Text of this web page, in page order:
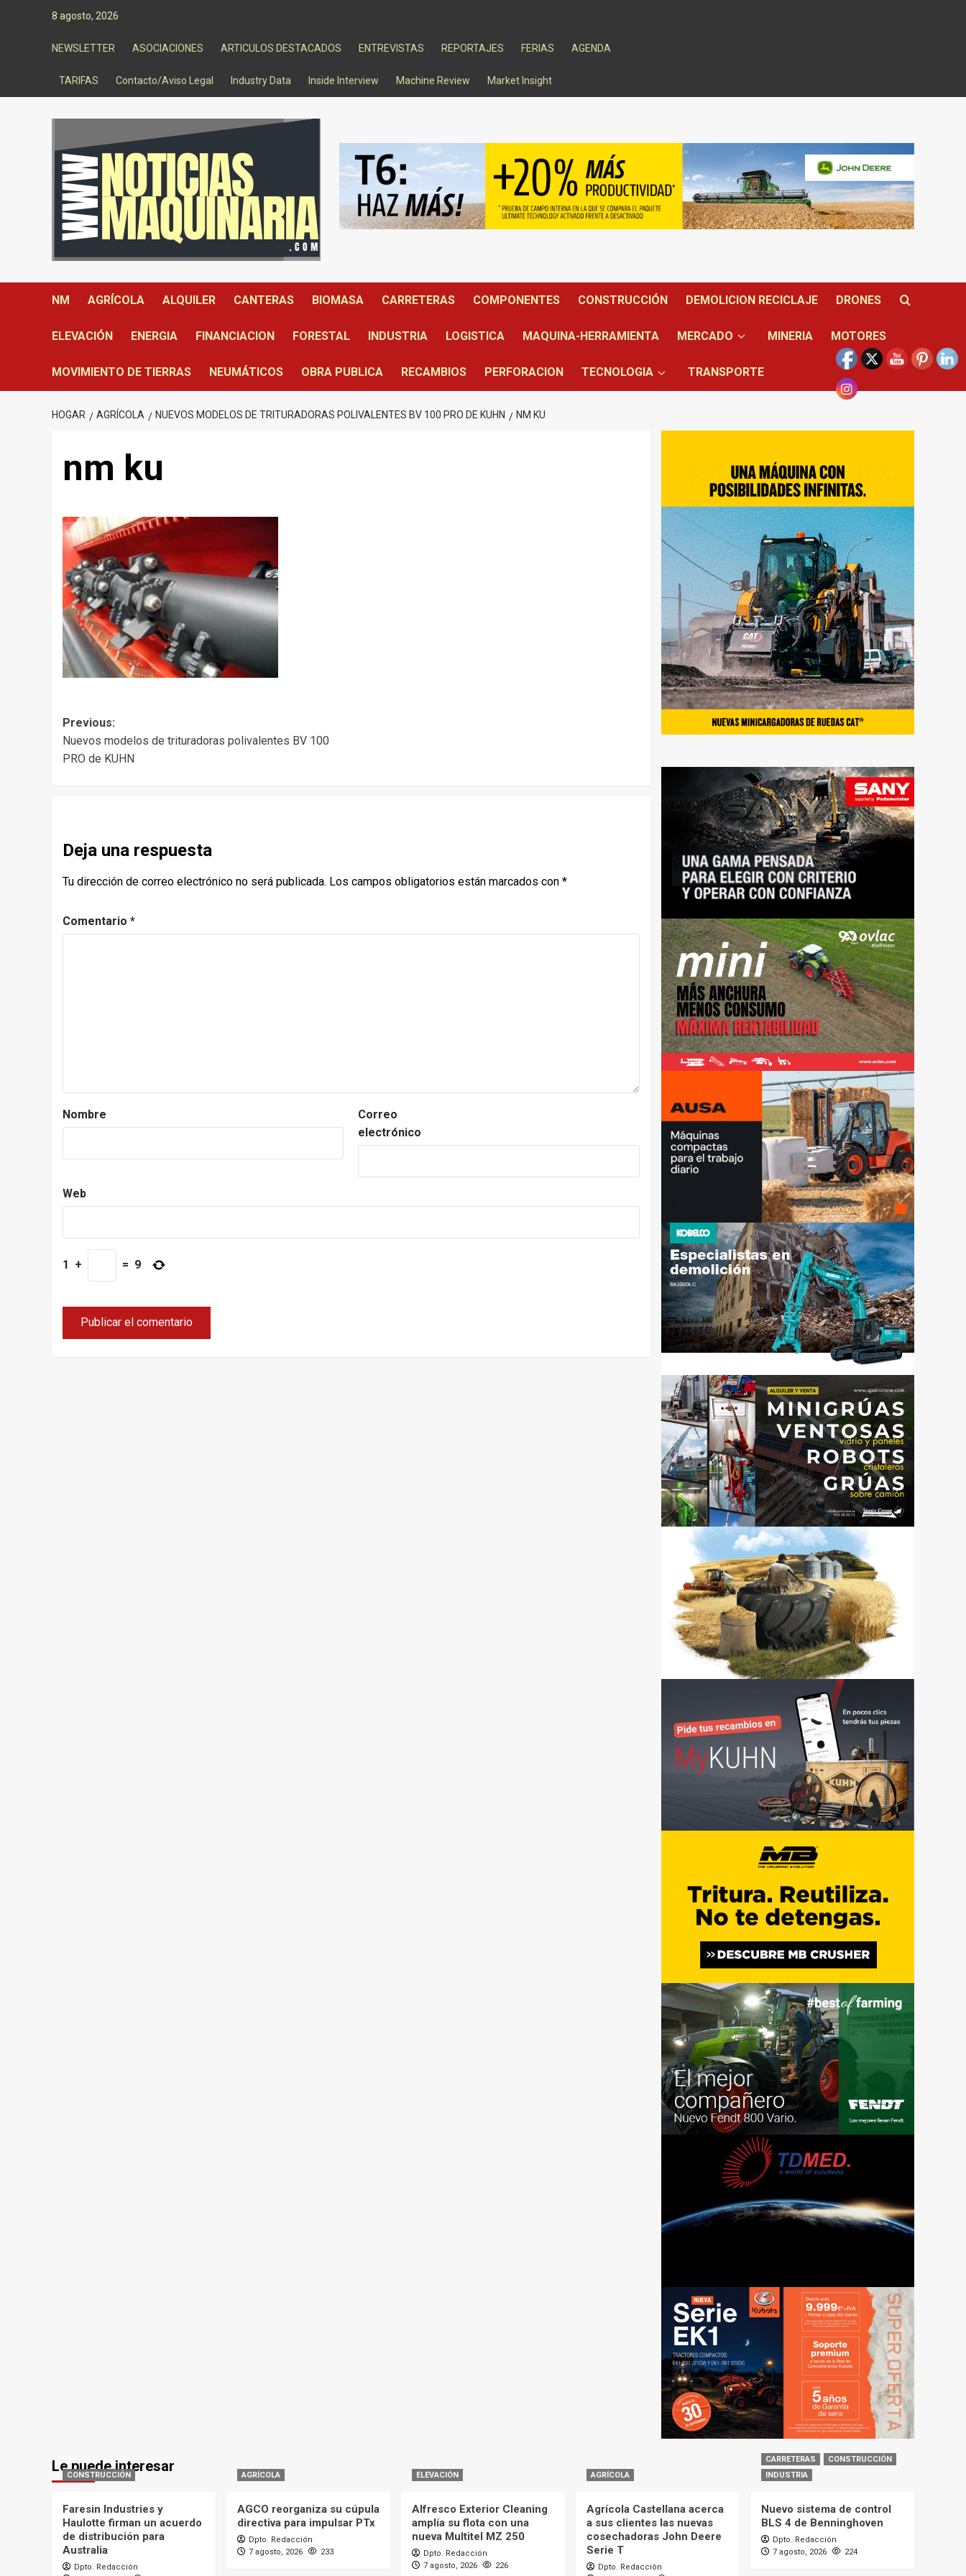
8 agosto, 2026
NEWSLETTER ASOCIACIONES ARTICULOS DESTACADOS ENTREVISTAS REPORTAJES FERIAS AGENDA
TARIFAS Contacto/Aviso Legal Industry Data Inside Interview Machine Review Market Insight
NM AGRÍCOLA ALQUILER CANTERAS BIOMASA CARRETERAS COMPONENTES CONSTRUCCIÓN DEMOLICION RECICLAJE DRONES
ELEVACIÓN ENERGIA FINANCIACION FORESTAL INDUSTRIA LOGISTICA MAQUINA-HERRAMIENTA MERCADO MINERIA MOTORES
MOVIMIENTO DE TIERRAS NEUMÁTICOS OBRA PUBLICA RECAMBIOS PERFORACION TECNOLOGIA TRANSPORTE
HOGAR AGRÍCOLA NUEVOS MODELOS DE TRITURADORAS POLIVALENTES BV 100 PRO DE KUHN NM KU
nm ku
Post
navigation
Previous:
Nuevos modelos de trituradoras polivalentes BV 100
PRO de KUHN
Deja una respuesta
Tu dirección de correo electrónico no será publicada. Los campos obligatorios están marcados con *
Comentario *
Nombre
Correo
electrónico
Web
1 + = 9
Le puede interesar
CONSTRUCCIÓN
Faresin Industries y
Haulotte firman un acuerdo
de distribución para
Australia
Dpto. Redacción
AGRÍCOLA
AGCO reorganiza su cúpula
directiva para impulsar PTx
Dpto. Redacción
7 agosto, 2026
233
ELEVACIÓN
Alfresco Exterior Cleaning
amplía su flota con una
nueva Multitel MZ 250
Dpto. Redacción
7 agosto, 2026
226
AGRÍCOLA
Agrícola Castellana acerca
a sus clientes las nuevas
cosechadoras John Deere
Serie T
Dpto. Redacción
CARRETERAS
CONSTRUCCIÓN
INDUSTRIA
Nuevo sistema de control
BLS 4 de Benninghoven
Dpto. Redacción
7 agosto, 2026
224